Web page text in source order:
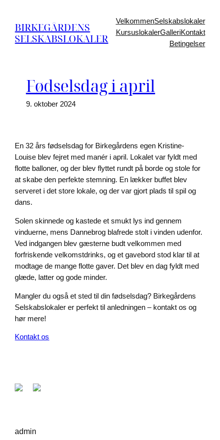
indhold
BIRKEGÅRDENS
SELSKABSLOKALER
VelkommenSelskabslokaler
KursuslokalerGalleriKontakt
Betingelser
Fødselsdag i april
9. oktober 2024
En 32 års fødselsdag for Birkegårdens egen Kristine-
Louise blev fejret med manér i april. Lokalet var fyldt med
flotte balloner, og der blev flyttet rundt på borde og stole for
at skabe den perfekte stemning. En lækker buffet blev
serveret i det store lokale, og der var gjort plads til spil og
dans.
Solen skinnede og kastede et smukt lys ind gennem
vinduerne, mens Dannebrog blafrede stolt i vinden udenfor.
Ved indgangen blev gæsterne budt velkommen med
forfriskende velkomstdrinks, og et gavebord stod klar til at
modtage de mange flotte gaver. Det blev en dag fyldt med
glæde, latter og gode minder.
Mangler du også et sted til din fødselsdag? Birkegårdens
Selskabslokaler er perfekt til anledningen – kontakt os og
hør mere!
Kontakt os
admin